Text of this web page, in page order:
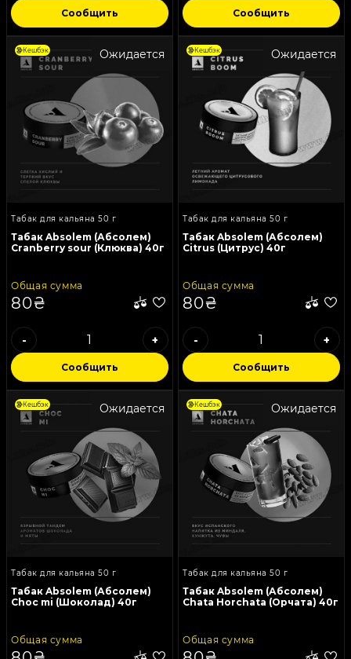
Сообщить Сообщить
Ожидается
Кешбэк
Табак для кальяна 50 г
Табак Absolem (Абсолем)
Cranberry sour (Клюква) 40г
Общая сумма
80₴
- +
Сообщить
Ожидается
Кешбэк
Табак для кальяна 50 г
Табак Absolem (Абсолем)
Citrus (Цитрус) 40г
Общая сумма
80₴
- +
Сообщить
Ожидается
Кешбэк
Табак для кальяна 50 г
Табак Absolem (Абсолем)
Choc mi (Шоколад) 40г
Общая сумма
Ожидается
Кешбэк
Табак для кальяна 50 г
Табак Absolem (Абсолем)
Chata Horchata (Орчата) 40г
Общая сумма